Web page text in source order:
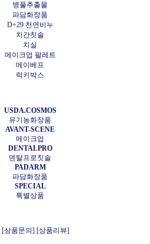
병풀추출물
파담화장품
D+29 천연비누
치간칫솔
치실
메이크업 팔레트
메이베프
럭키박스
USDA.COSMOS
유기농화장품
AVANT-SCENE
메이크업
DENTALPRO
덴탈프로칫솔
PADARM
파담화장품
SPECIAL
특별상품
[상품문의] [상품리뷰]